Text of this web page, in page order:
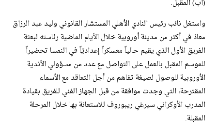
(آب) المقبل.
واستغل نائب رئيس النادي الأهلي المستشار القانوني وليد عبد الرزاق
معاذ في أكثر من مدينة أوروبية خلال الأيام الماضية رئاسته لبعثة
الفريق الأول الذي يقيم حالياً معسكراً إعداديّاً في النمسا تحضيراً
للموسم المقبل بالعمل على التواصل مع عدد من مسؤولي الأندية
الأوروبية للوصول لصيغة تفاهم من أجل التعاقد مع الأسماء
المقترحة، التي وجدت موافقة من قبل الجهاز الفني للفريق بقيادة
المدرب الأوكراني سيرغي ريبوروف للاستعانة بها خلال المرحلة
المقبلة.